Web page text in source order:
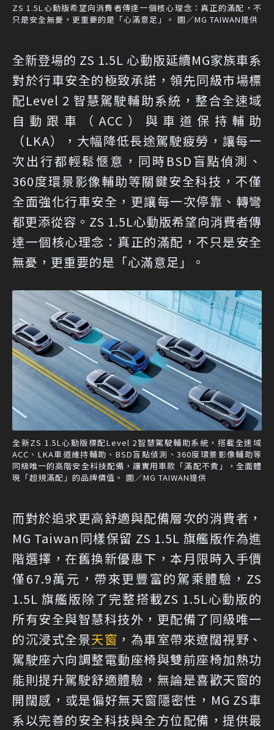
ZS 1.5L心動版希望向消費者傳達一個核心理念：真正的滿配，不
只是安全無憂，更重要的是「心滿意足」。 圖／MG TAIWAN提供
全新登場的 ZS 1.5L 心動版延續MG家族車系
對於行車安全的極致承諾，領先同級市場標
配Level 2 智慧駕駛輔助系統，整合全速域
自動跟車（ACC）與車道保持輔助
（LKA），大幅降低長途駕駛疲勞，讓每一
次出行都輕鬆愜意，同時BSD盲點偵測、
360度環景影像輔助等關鍵安全科技，不僅
全面強化行車安全，更讓每一次停靠、轉彎
都更添從容。ZS 1.5L心動版希望向消費者傳
達一個核心理念：真正的滿配，不只是安全
無憂，更重要的是「心滿意足」。
全新ZS 1.5L心動版標配Level 2智慧駕駛輔助系統，搭載全速域
ACC、LKA車道維持輔助、BSD盲點偵測、360度環景影像輔助等
同級唯一的高階安全科技配備，讓實用車款「滿配不貴」，全面體
現「超規滿配」的品牌價值。 圖／MG TAIWAN提供
而對於追求更高舒適與配備層次的消費者，
MG Taiwan同樣保留 ZS 1.5L 旗艦版作為進
階選擇，在舊換新優惠下，本月限時入手價
僅67.9萬元，帶來更豐富的駕乘體驗，ZS
1.5L 旗艦版除了完整搭載ZS 1.5L心動版的
所有安全與智慧科技外，更配備了同級唯一
的沉浸式全景天窗 ，為車室帶來遼闊視野、
駕駛座六向調整電動座椅與雙前座椅加熱功
能則提升駕駛舒適體驗，無論是喜歡天窗的
開闊感，或是偏好無天窗隱密性，MG ZS車
系以完善的安全科技與全方位配備，提供最